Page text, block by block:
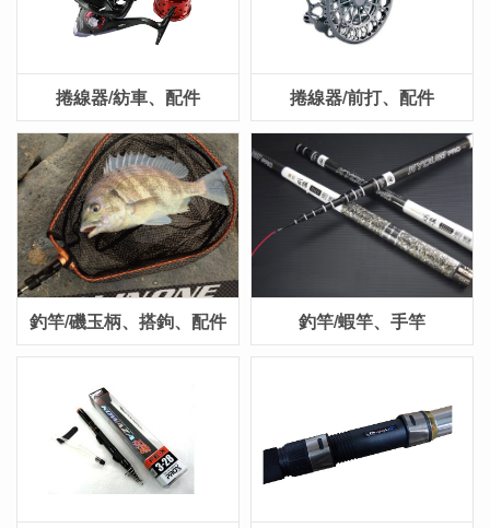
捲線器/紡車、配件 捲線器/前打、配件
釣竿/磯玉柄、搭鉤、配件 釣竿/蝦竿、手竿